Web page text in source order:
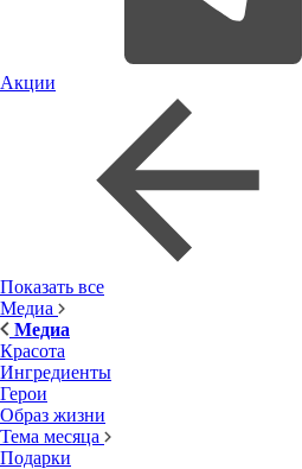
Акции
Показать все
Медиа
Медиа
Красота
Ингредиенты
Герои
Образ жизни
Тема месяца
Подарки